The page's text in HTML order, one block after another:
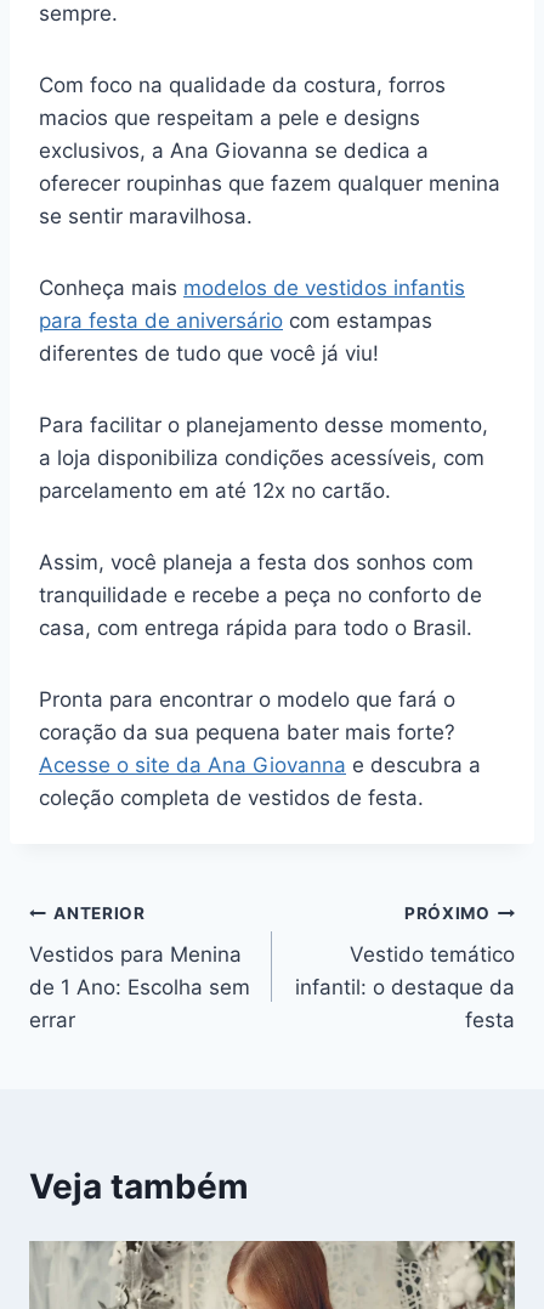
sempre.
Com foco na qualidade da costura, forros
macios que respeitam a pele e designs
exclusivos, a Ana Giovanna se dedica a
oferecer roupinhas que fazem qualquer menina
se sentir maravilhosa.
Conheça mais modelos de vestidos infantis
para festa de aniversário com estampas
diferentes de tudo que você já viu!
Para facilitar o planejamento desse momento,
a loja disponibiliza condições acessíveis, com
parcelamento em até 12x no cartão.
Assim, você planeja a festa dos sonhos com
tranquilidade e recebe a peça no conforto de
casa, com entrega rápida para todo o Brasil.
Pronta para encontrar o modelo que fará o
coração da sua pequena bater mais forte?
Acesse o site da Ana Giovanna e descubra a
coleção completa de vestidos de festa.
Navegação
de
Post
ANTERIOR
Vestidos para Menina
de 1 Ano: Escolha sem
errar
PRÓXIMO
Vestido temático
infantil: o destaque da
festa
Veja também